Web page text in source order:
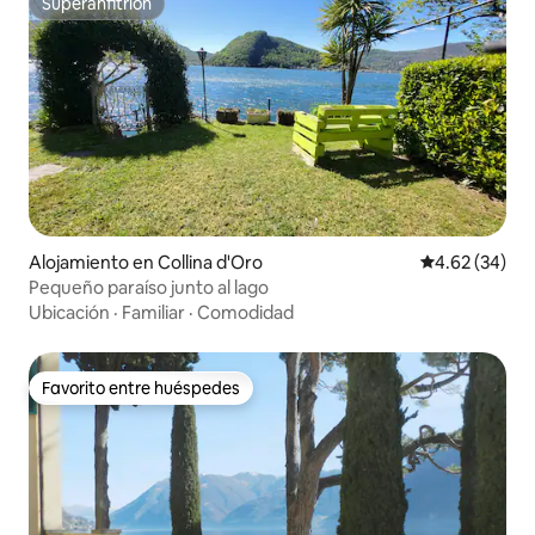
Superanfitrión
Alojamiento en Collina d'Oro Calificación
4.62 (34)
Pequeño paraíso junto al lago
Ubicación · Familiar · Comodidad
Favorito entre huéspedes
Favorito entre huéspedes